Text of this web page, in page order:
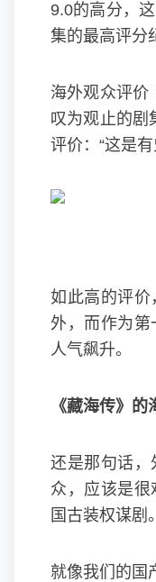
9.0的高分，
集的最高评分
海外观众评价
叹为观止的剧
评价：“这是
如此高的评价
外，而作为
人气飙升。
《藏海传》的
还是那句话，
众，应该是
国古装权谋剧。
就像我们的国